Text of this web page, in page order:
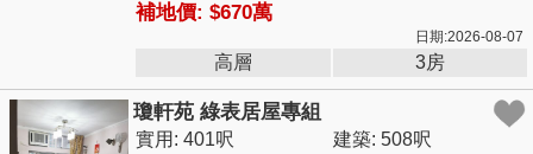
補地價: $670萬
日期:2026-08-07
高層 3房
瓊軒苑 綠表居屋專組
實用: 401呎 建築: 508呎